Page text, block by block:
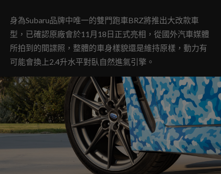
身為Subaru品牌中唯一的雙門跑車BRZ將推出大改款車
型，已確認原廠會於11月18日正式亮相，從國外汽車媒體
所拍到的間諜照，整體的車身樣貌還是維持原樣，動力有
可能會換上2.4升水平對臥自然進氣引擎。